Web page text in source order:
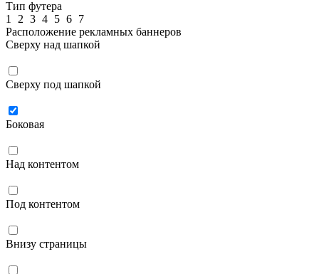
Тип футера
1
2 3 4 5 6 7
Расположение рекламных баннеров
Сверху над шапкой
Сверху под шапкой
Боковая
Над контентом
Под контентом
Внизу страницы